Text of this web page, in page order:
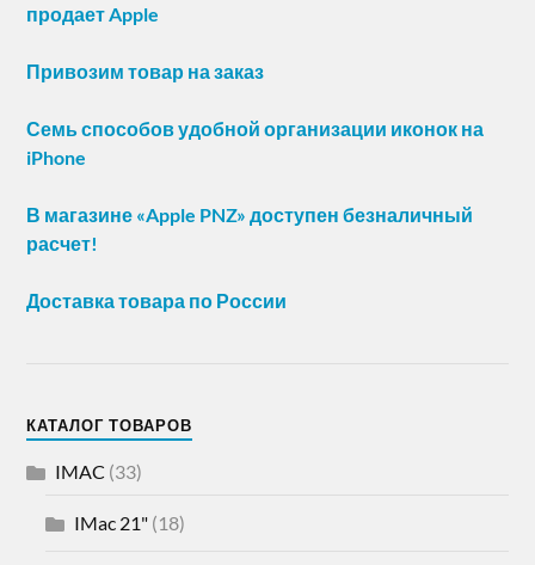
продает Apple
Привозим товар на заказ
Семь способов удобной организации иконок на
iPhone
В магазине «Apple PNZ» доступен безналичный
расчет!
Доставка товара по России
КАТАЛОГ ТОВАРОВ
IMAC (33)
IMac 21" (18)